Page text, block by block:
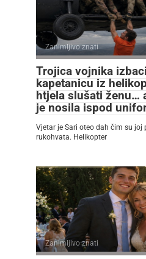
Zanimljivo znati
Trojica vojnika
kapetanicu iz
htjela slušati ženu…
je nosila ispod
Vjetar je Sari oteo dah čim su
rukohvata. Helikopter
Zanimljivo znati